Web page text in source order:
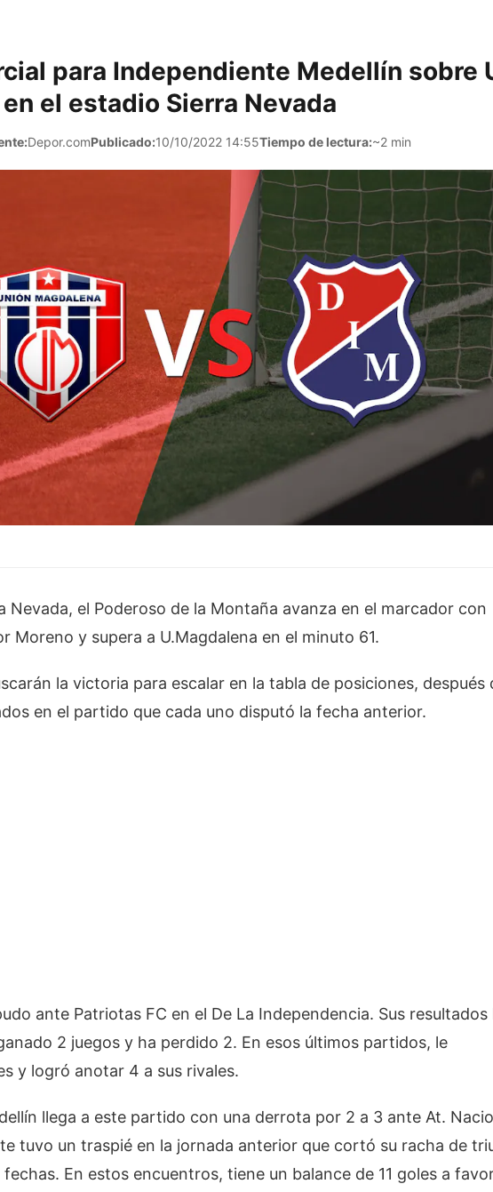
para Independiente Medellín sobre
el estadio Sierra Nevada
Depor.comPublicado:10/10/2022 14:55Tiempo de lectura:~2 min
Nevada, el Poderoso de la Montaña avanza en el marcador con
Moreno y supera a U.Magdalena en el minuto 61.
la victoria para escalar en la tabla de posiciones, después
en el partido que cada uno disputó la fecha anterior.
ante Patriotas FC en el De La Independencia. Sus resultados
2 juegos y ha perdido 2. En esos últimos partidos, le
y logró anotar 4 a sus rivales.
llega a este partido con una derrota por 2 a 3 ante At.
tuvo un traspié en la jornada anterior que cortó su racha de
En estos encuentros, tiene un balance de 11 goles a